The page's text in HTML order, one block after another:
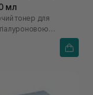
мл
тонер для